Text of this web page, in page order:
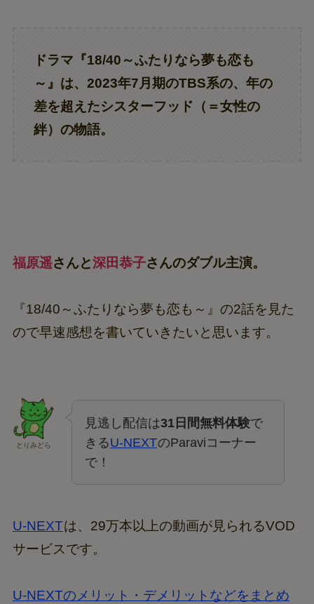
ドラマ『18/40～ふたりなら夢も恋も
～』は、2023年7月期のTBS系の、年の
差を超えたシスターフッド（＝女性の
絆）の物語。
福原遥さんと深田恭子さんのダブル主演。
『18/40～ふたりなら夢も恋も～』の2話を見た
ので早速感想を書いていきたいと思います。
とりみどら
見逃し配信は31日間無料体験で
きるU-NEXTのParaviコーナー
で！
U-NEXTは、29万本以上の動画が見られるVOD
サービスです。
U-NEXTのメリット・デメリットなどをまとめ